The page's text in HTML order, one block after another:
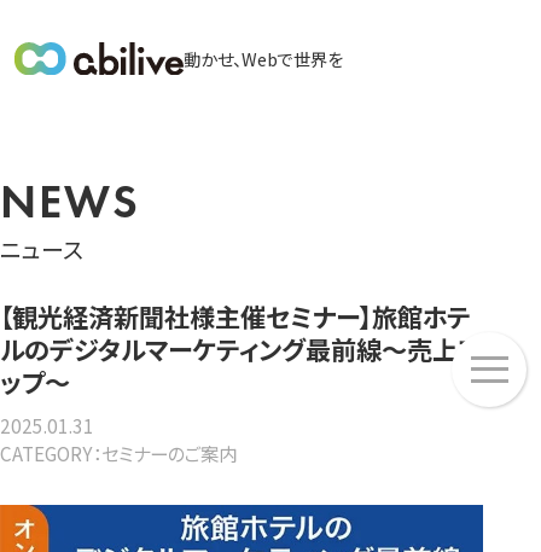
動かせ、Webで世界を
メ
ニ
ュ
ー
ニ
ュ
NEWS
ニュース
【観光経済新聞社様主催セミナー】旅館ホテ
ルのデジタルマーケティング最前線～売上ア
ップ～
2025.01.31
CATEGORY：セミナーのご案内